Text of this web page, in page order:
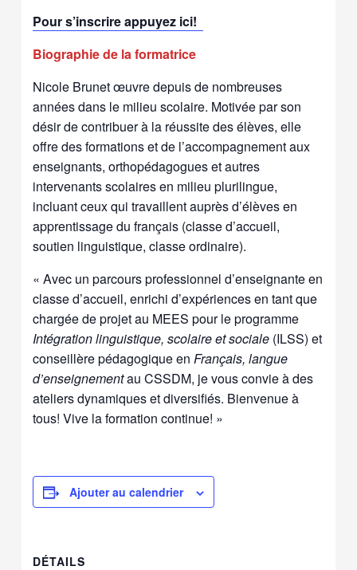
Pour s’inscrire appuyez ici!
Biographie de la formatrice
Nicole Brunet œuvre depuis de nombreuses
années dans le milieu scolaire. Motivée par son
désir de contribuer à la réussite des élèves, elle
offre des formations et de l’accompagnement aux
enseignants, orthopédagogues et autres
intervenants scolaires en milieu plurilingue,
incluant ceux qui travaillent auprès d’élèves en
apprentissage du français (classe d’accueil,
soutien linguistique, classe ordinaire).
« Avec un parcours professionnel d’enseignante en
classe d’accueil, enrichi d’expériences en tant que
chargée de projet au MEES pour le programme
Intégration linguistique, scolaire et sociale (ILSS) et
conseillère pédagogique enFrançais, langue
d’enseignementau CSSDM, je vous convie à des
ateliers dynamiques et diversifiés. Bienvenue à
tous! Vive la formation continue! »
Ajouter au calendrier
DÉTAILS